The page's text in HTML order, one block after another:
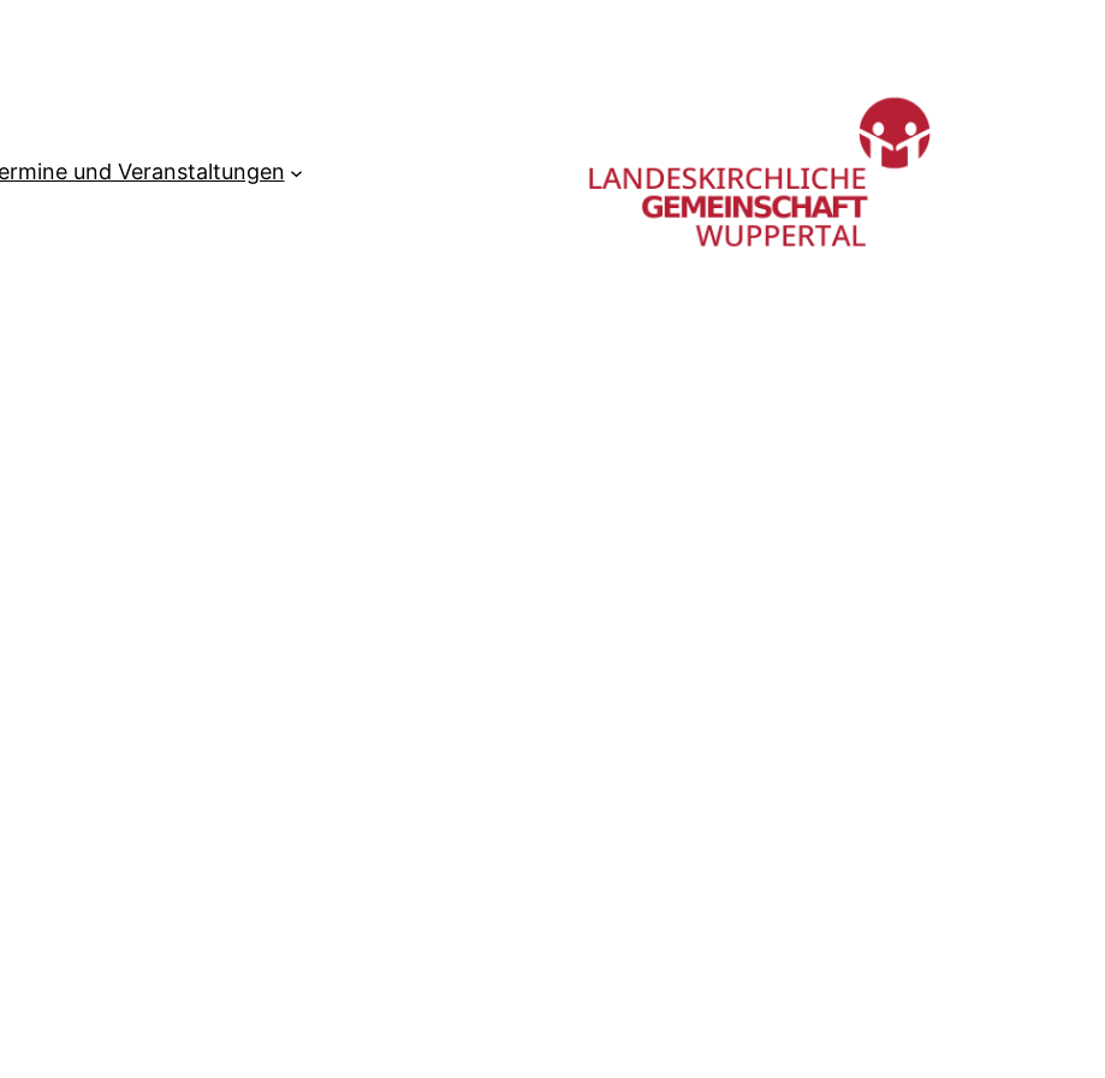
und Veranstaltungen